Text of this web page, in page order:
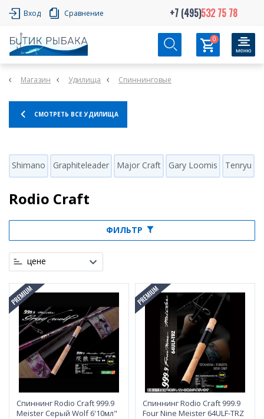
Вход Сравнение +7 (495)532 75 78
0
Магазин Удилища Спиннинговые
СМОТРЕТЬ ВСЕ УДИЛИЩА
Shimano Graphiteleader Major Craft Gary Loomis Tenryu
Rodio Craft
ФИЛЬТР
цене
Cпиннинг Rodio Craft 999.9
Meister Серый Wolf 6'10мл"
Спиннинг Rodio Craft 999.9
Four Nine Meister 64ULF-TRZ